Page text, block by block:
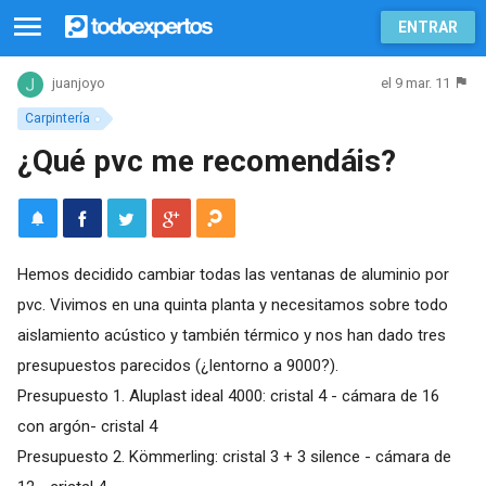
ENTRAR
Carpintería
juanjoyo el 9 mar. 11
¿Qué pvc me recomendáis?
Hemos decidido cambiar todas las ventanas de aluminio por
pvc. Vivimos en una quinta planta y necesitamos sobre todo
aislamiento acústico y también térmico y nos han dado tres
presupuestos parecidos (¿Ientorno a 9000?).
Presupuesto 1. Aluplast ideal 4000: cristal 4 - cámara de 16
con argón- cristal 4
Presupuesto 2. Kömmerling: cristal 3 + 3 silence - cámara de